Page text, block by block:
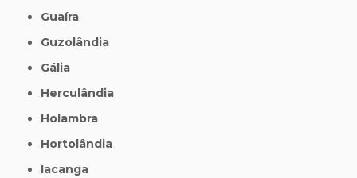
Guaíra
Guzolândia
Gália
Herculândia
Holambra
Hortolândia
Iacanga